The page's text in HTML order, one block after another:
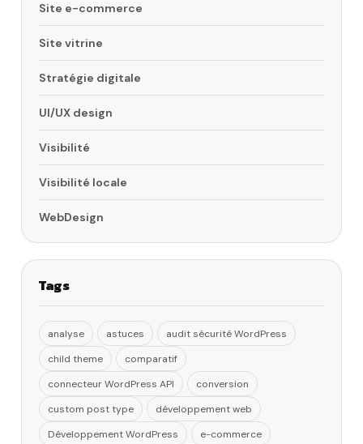
Site e-commerce
Site vitrine
Stratégie digitale
UI/UX design
Visibilité
Visibilité locale
WebDesign
Tags
analyse astuces
audit sécurité WordPress
child theme
comparatif
connecteur WordPress API
conversion
custom post type
développement web
Développement WordPress
e-commerce